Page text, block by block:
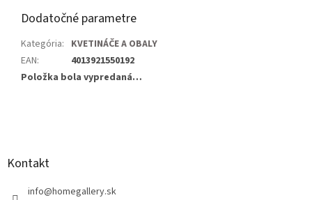
Dodatočné parametre
Kategória: KVETINÁČE A OBALY
EAN:
4013921550192
Položka bola vypredaná…
Kontakt
info@homegallery.sk